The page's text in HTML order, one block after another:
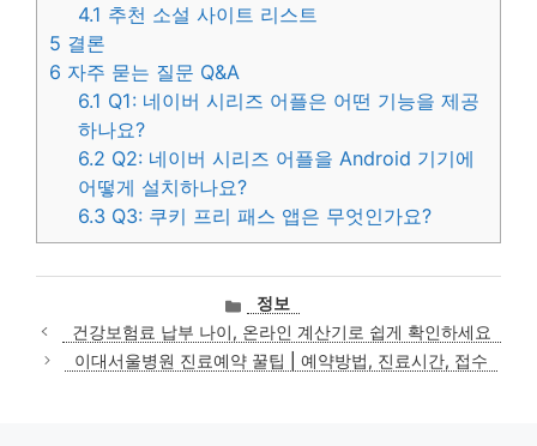
4.1 추천 소설 사이트 리스트
5 결론
6 자주 묻는 질문 Q&A
6.1 Q1: 네이버 시리즈 어플은 어떤 기능을 제공
하나요?
6.2 Q2: 네이버 시리즈 어플을 Android 기기에
어떻게 설치하나요?
6.3 Q3: 쿠키 프리 패스 앱은 무엇인가요?
카
테
고
리
정보
건강보험료 납부 나이, 온라인 계산기로 쉽게 확인하세요
이대서울병원 진료예약 꿀팁 | 예약방법, 진료시간, 접수